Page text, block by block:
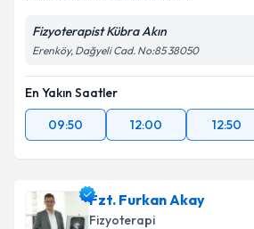
Fizyoterapist Kübra Akın
Erenköy, Dağyeli Cad. No:85 38050
En Yakın Saatler
09:50
12:00 12:50
Fzt. Furkan Akay
Fizyoterapi